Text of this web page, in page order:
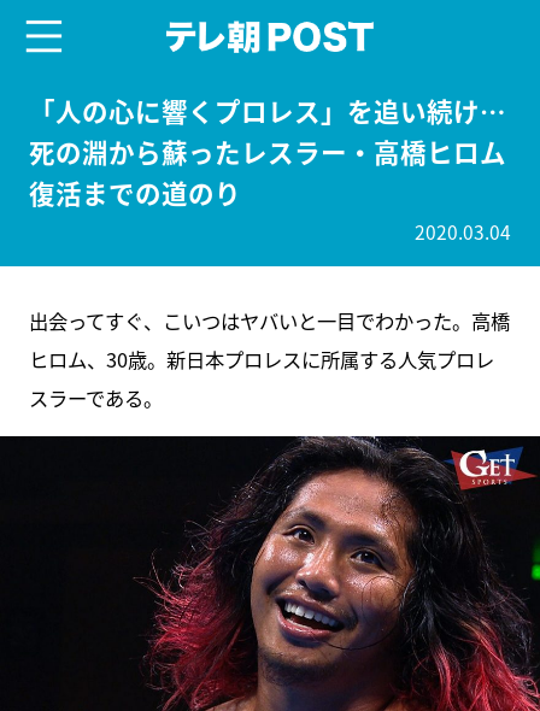
「人の心に響くプロレス」を追い続け…
死の淵から蘇ったレスラー・高橋ヒロム
復活までの道のり
2020.03.04
出会ってすぐ、こいつはヤバいと一目でわかった。高橋
ヒロム、30歳。新日本プロレスに所属する人気プロレ
スラーである。